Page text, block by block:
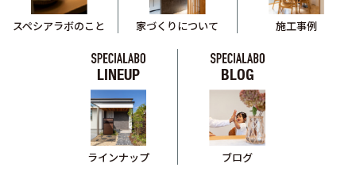
スペシアラボのこと 家づくりについて 施工事例
LINEUP
ラインナップ
BLOG
ブログ